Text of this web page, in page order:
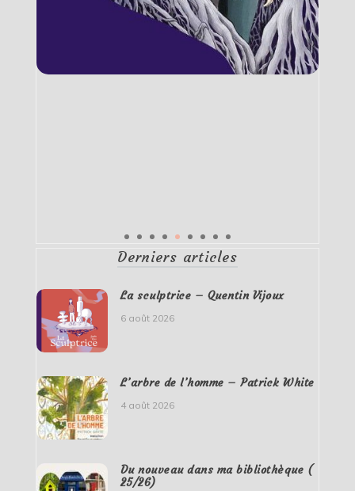
Derniers articles
La sculptrice – Quentin Vijoux
6 août 2026
L’arbre de l’homme – Patrick White
4 août 2026
Du nouveau dans ma bibliothèque (
25/26)